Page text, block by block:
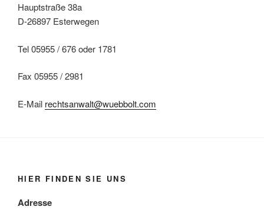
Hauptstraße 38a
D-26897 Esterwegen
Tel 05955 / 676 oder 1781
Fax 05955 / 2981
E-Mail rechtsanwalt@wuebbolt.com
HIER FINDEN SIE UNS
Adresse